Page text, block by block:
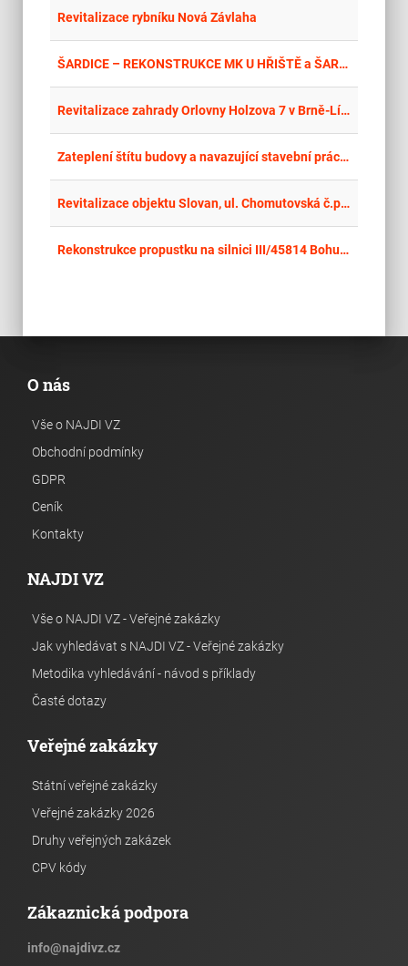
Revitalizace rybníku Nová Závlaha
ŠARDICE – REKONSTRUKCE MK U HŘIŠTĚ a ŠARDICE – REKONSTRUKCE KOMUNIKACE V ULICI ZEMKOVA, TRASA 4
Revitalizace zahrady Orlovny Holzova 7 v Brně-Líšni
Zateplení štítu budovy a navazující stavební práce na ZŠ, ul. Pohankova v Brně-Líšni
Revitalizace objektu Slovan, ul. Chomutovská č.p. 1363, Kadaň – II.
Rekonstrukce propustku na silnici III/45814 Bohušov, km 18,376 za obcí Bohušov
O nás
Vše o NAJDI VZ
Obchodní podmínky
GDPR
Ceník
Kontakty
NAJDI VZ
Vše o NAJDI VZ - Veřejné zakázky
Jak vyhledávat s NAJDI VZ - Veřejné zakázky
Metodika vyhledávání - návod s příklady
Časté dotazy
Veřejné zakázky
Státní veřejné zakázky
Veřejné zakázky 2026
Druhy veřejných zakázek
CPV kódy
Zákaznická podpora
info@najdivz.cz